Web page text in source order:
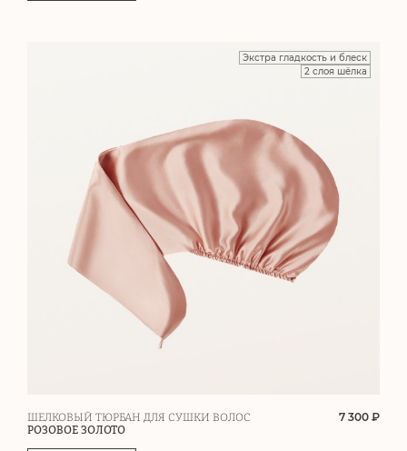
Экстра гладкость и блеск
2 слоя шёлка
ШЕЛКОВЫЙ ТЮРБАН ДЛЯ СУШКИ ВОЛОС
РОЗОВОЕ ЗОЛОТО
7 300 ₽